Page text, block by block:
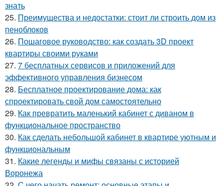
знать
25. Преимущества и недостатки: стоит ли строить дом из
пеноблоков
26. Пошаговое руководство: как создать 3D проект
квартиры своими руками
27. 7 бесплатных сервисов и приложений для
эффективного управления бизнесом
28. Бесплатное проектирование дома: как
спроектировать свой дом самостоятельно
29. Как превратить маленький кабинет с диваном в
функциональное пространство
30. Как сделать небольшой кабинет в квартире уютным и
функциональным
31. Какие легенды и мифы связаны с историей
Воронежа